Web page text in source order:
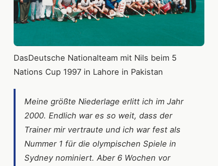
DasDeutsche Nationalteam mit Nils beim 5
Nations Cup 1997 in Lahore in Pakistan
Meine größte Niederlage erlitt ich im Jahr
2000. Endlich war es so weit, dass der
Trainer mir vertraute und ich war fest als
Nummer 1 für die olympischen Spiele in
Sydney nominiert. Aber 6 Wochen vor